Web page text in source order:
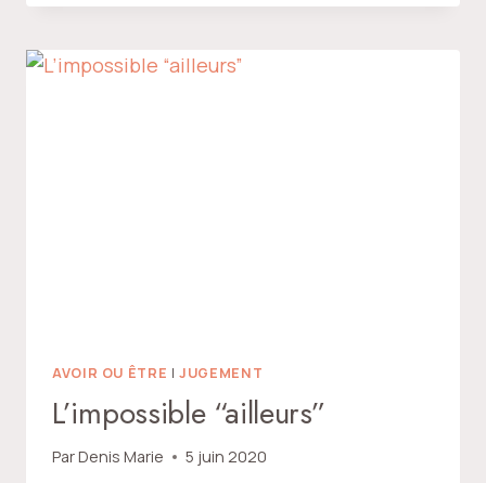
ALTERNANCE
AVOIR OU ÊTRE |JUGEMENT
L’impossible “ailleurs”
ParDenis Marie 5 juin 2020